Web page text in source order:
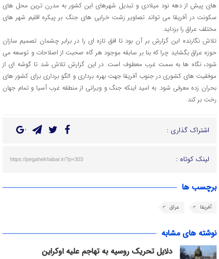
های پیش از دهه نود میلادی و تبدیل شهرهای این کشور به مدرن ترین محل های
سکونت در آفریقا می تواند تصاویر زشت خرابی های جنگ بر پیکره اقلیم شهر های
مختلف عراق را بزداید.
تلاش نگارنده این گزارش بر آن بود تا افق تازه ای را در برابر چشمان تصمیم سازان
حوزه عراق بگشاید چرا که بنا بر سابقه موجود هر گاه صحبت از اصلاحات و توسعه می
شود، نگاه ها به سمت غرب معطوف است. در این گزارش تلاش شد تا گوشه ای از
موفقیت های کشوری در جنوب آفریقا جهت بهره برداری و الگو برداری برای کشور های
بحران زده معرفی شود. به امید اینکه جنگ و ویرانی از منطقه غرب آسیا و تمام جهان
رخت بر کند.
اشتراک گذاری :
لینک کوتاه : https://pegahekhabar.ir/?p=303
برچسب ها
آفریقا عراق
نوشته های مشابه
دلایل تحریک روسیه به تهاجم علیه اوکراین